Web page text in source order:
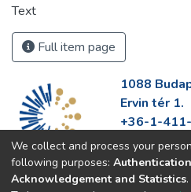
Text
Full item page
1088
Ervin tér 1.
+36-1-
https://
We collect and process your
following purposes:
Acknowledgement and Statistics.